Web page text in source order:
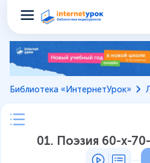
Библиотека «ИнтернетУрок»
01. Поэзия 60-х-